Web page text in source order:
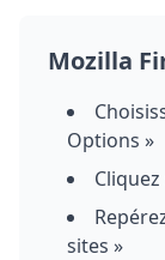
Mozilla
Options »
sites »